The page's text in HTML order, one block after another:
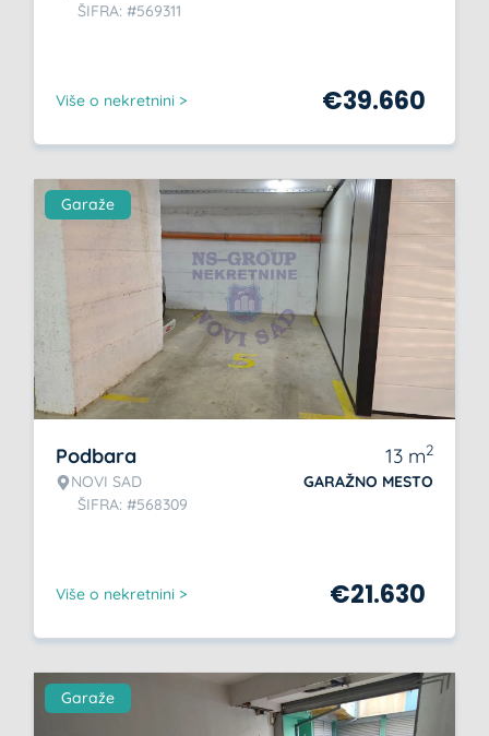
ŠIFRA: #569311
Više o nekretnini > €39.660
Garaže
Podbara
NOVI SAD
ŠIFRA: #568309
13 m2
GARAŽNO MESTO
Više o nekretnini > €21.630
Garaže